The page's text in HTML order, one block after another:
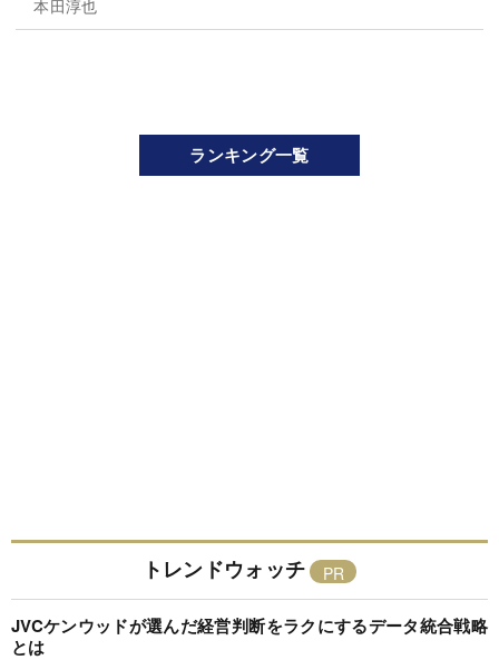
本田淳也
ランキング一覧
トレンドウォッチ
JVCケンウッドが選んだ経営判断をラクにするデータ統合戦略
とは